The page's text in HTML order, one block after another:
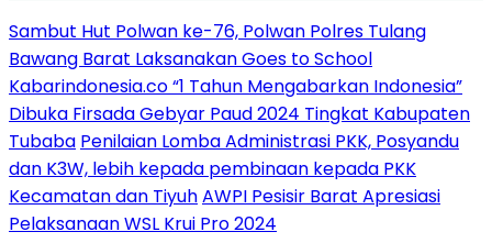
Sambut Hut Polwan ke-76, Polwan Polres Tulang
Bawang Barat Laksanakan Goes to School
Kabarindonesia.co “1 Tahun Mengabarkan Indonesia”
Dibuka Firsada Gebyar Paud 2024 Tingkat Kabupaten
Tubaba Penilaian Lomba Administrasi PKK, Posyandu
dan K3W, lebih kepada pembinaan kepada PKK
Kecamatan dan TiyuhAWPI Pesisir Barat Apresiasi
Pelaksanaan WSL Krui Pro 2024